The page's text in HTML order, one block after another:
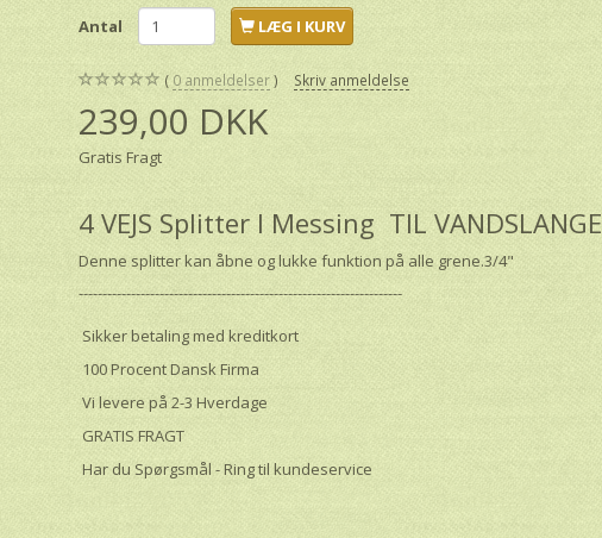
Antal LÆG I KURV
0 anmeldelser Skriv anmeldelse
239,00 DKK
Gratis Fragt
4 VEJS Splitter I Messing TIL VANDSLANGE
Denne splitter kan åbne og lukke funktion på alle grene.3/4"
--------------------------------------------------------------------
Sikker betaling med kreditkort
100 Procent Dansk Firma
Vi levere på 2-3 Hverdage
GRATIS FRAGT
Har du Spørgsmål - Ring til kundeservice